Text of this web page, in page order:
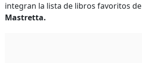
integran la lista de libros favoritos de
Mastretta.